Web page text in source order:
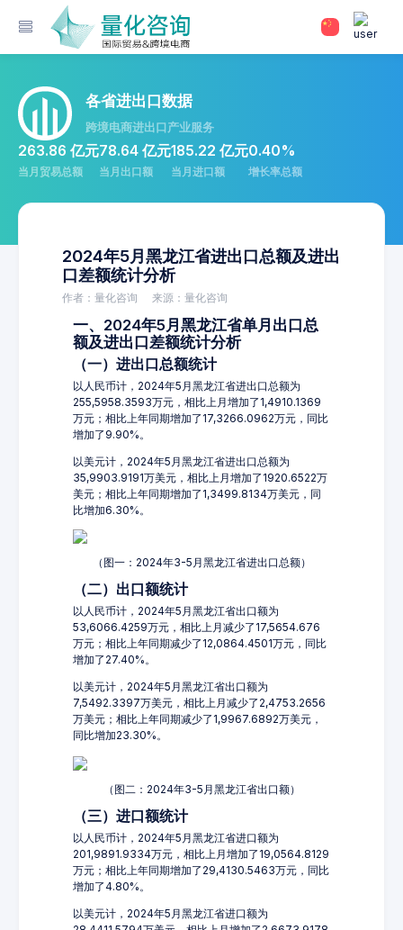
各省进出口数据
跨境电商进出口产业服务
263.86 亿元
当月贸易总额
78.64 亿元
当月出口额
185.22 亿元
当月进口额
0.40%
增长率总额
2024年5月黑龙江省进出口总额及进出
口差额统计分析
作者：量化咨询 来源：量化咨询
一、2024年5月黑龙江省单月出口总
额及进出口差额统计分析
（一）进出口总额统计
以人民币计，2024年5月黑龙江省进出口总额为
255,5958.3593万元，相比上月增加了1,4910.1369
万元；相比上年同期增加了17,3266.0962万元，同比
增加了9.90%。
以美元计，2024年5月黑龙江省进出口总额为
35,9903.9191万美元，相比上月增加了1920.6522万
美元；相比上年同期增加了1,3499.8134万美元，同
比增加6.30%。
（图一：2024年3-5月黑龙江省进出口总额）
（二）出口额统计
以人民币计，2024年5月黑龙江省出口额为
53,6066.4259万元，相比上月减少了17,5654.676
万元；相比上年同期减少了12,0864.4501万元，同比
增加了27.40%。
以美元计，2024年5月黑龙江省出口额为
7,5492.3397万美元，相比上月减少了2,4753.2656
万美元；相比上年同期减少了1,9967.6892万美元，
同比增加23.30%。
（图二：2024年3-5月黑龙江省出口额）
（三）进口额统计
以人民币计，2024年5月黑龙江省进口额为
201,9891.9334万元，相比上月增加了19,0564.8129
万元；相比上年同期增加了29,4130.5463万元，同比
增加了4.80%。
以美元计，2024年5月黑龙江省进口额为